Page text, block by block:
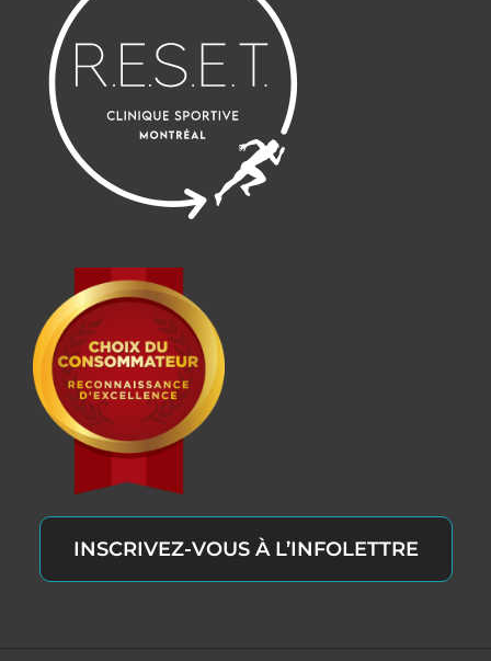
INSCRIVEZ-VOUS À L’INFOLETTRE